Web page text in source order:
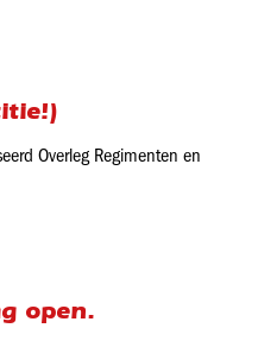
Overleg Regimenten en
open.